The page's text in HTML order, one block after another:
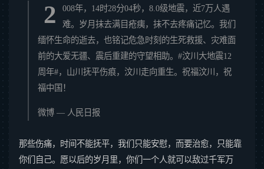
2
008年，14时28分04秒，8.0级地震，近7万人遇
难。岁月抹去满目疮痍，抹不去疼痛记忆。我们
缅怀生命的逝去，也铭记危急时刻的生死救援、灾难面
前的大爱无疆、震后重建的守望相助。#汶川大地震12
周年#，山川抚平伤痕，汶川走向重生。祝福汶川，祝
福中国！
微博 — 人民日报
那些伤痛，时间不能抚平，我们只能安慰，而要治愈，只能靠
你们自己。愿以后的岁月里，你们一个人就可以敌过千军万